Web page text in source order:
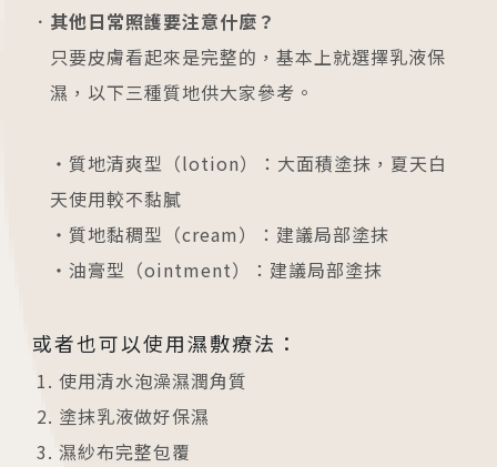
各院門診及掛號資訊
其他日常照護要注意什麼？
只要皮膚看起來是完整的，基本上就選擇乳液保
濕，以下三種質地供大家參考。
・質地清爽型（lotion）：大面積塗抹，夏天白
天使用較不黏膩
・質地黏稠型（cream）：建議局部塗抹
・油膏型（ointment）：建議局部塗抹
或者也可以使用濕敷療法：
使用清水泡澡濕潤角質
塗抹乳液做好保濕
濕紗布完整包覆